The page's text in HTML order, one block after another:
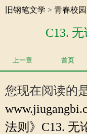
旧钢笔文学 > 青春校园
C13.
上一章 首页
您现在阅读的
法则》C13. 无